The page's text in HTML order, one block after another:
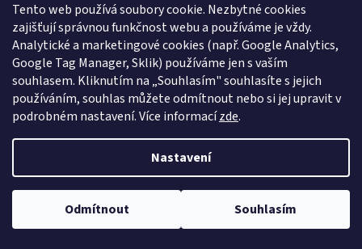
Tento web používá soubory cookie. Nezbytné cookies
zajišťují správnou funkčnost webu a používáme je vždy.
Analytické a marketingové cookies (např. Google Analytics,
Google Tag Manager, Sklik) používáme jen s vaším
souhlasem. Kliknutím na „Souhlasím" souhlasíte s jejich
používáním, souhlas můžete odmítnout nebo si jej upravit v
podrobném nastavení. Více informacízde.
Nastavení
Odmítnout Souhlasím8 864,80
Kód: